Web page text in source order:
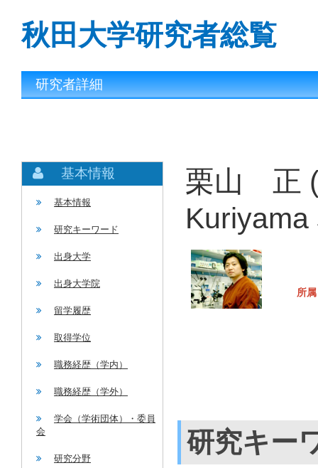
秋田大学研究者総覧
研究者詳細
基本情報
基本情報
研究キーワード
出身大学
出身大学院
留学履歴
取得学位
職務経歴（学内）
職務経歴（学外）
学会（学術団体）・委員
会
研究分野
栗山 正
Kuriyama
所属
研究キー